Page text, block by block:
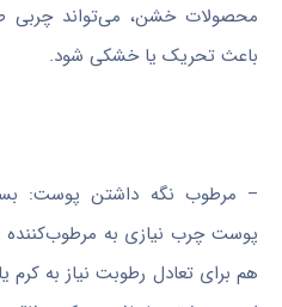
محصولات خشن، می‌تواند چربی
باعث تحریک یا خشکی شود.
– مرطوب نگه داشتن پوست:
پوست چرب نیازی به
هم برای تعادل رطوبت نیاز به کرم